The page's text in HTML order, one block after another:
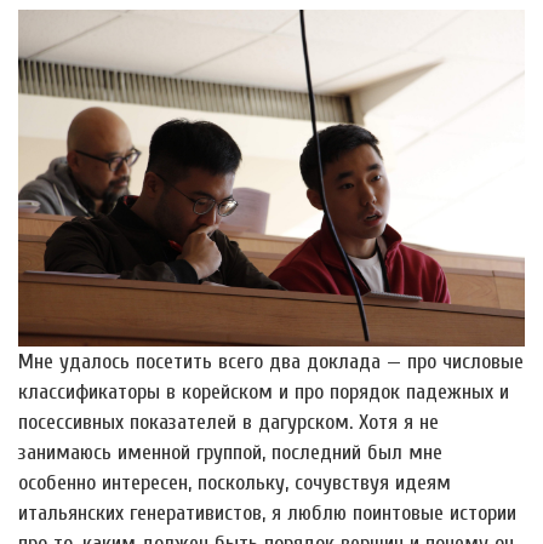
Мне удалось посетить всего два доклада — про числовые
классификаторы в корейском и про порядок падежных и
посессивных показателей в дагурском. Хотя я не
занимаюсь именной группой, последний был мне
особенно интересен, поскольку, сочувствуя идеям
итальянских генеративистов, я люблю поинтовые истории